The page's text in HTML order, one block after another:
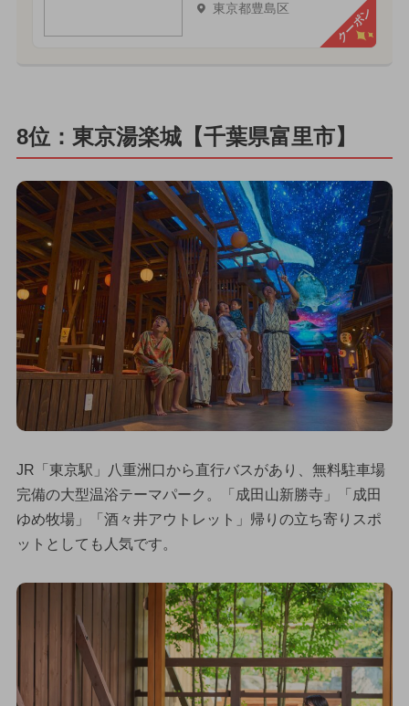
東京都豊島区 クーポン
8位：東京湯楽城【千葉県富里市】
JR「東京駅」八重洲口から直行バスがあり、無料駐車場
完備の大型温浴テーマパーク。「成田山新勝寺」「成田
ゆめ牧場」「酒々井アウトレット」帰りの立ち寄りスポ
ットとしても人気です。